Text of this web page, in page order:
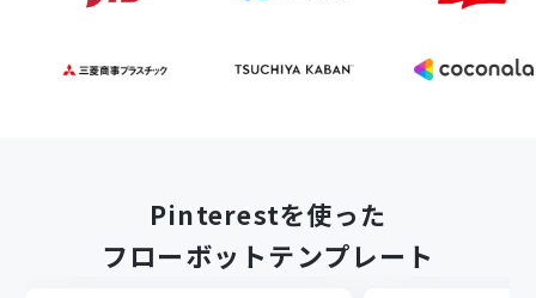
Pinterestを使った
フローボットテンプレート